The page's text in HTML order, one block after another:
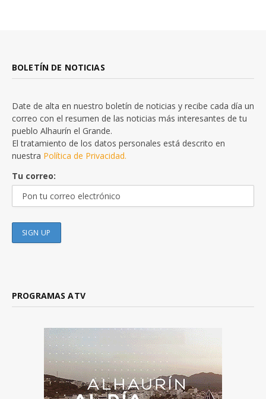
BOLETÍN DE NOTICIAS
Date de alta en nuestro boletín de noticias y recibe cada día un
correo con el resumen de las noticias más interesantes de tu
pueblo Alhaurín el Grande.
El tratamiento de los datos personales está descrito en
nuestra Política de Privacidad.
Tu correo:
PROGRAMAS ATV